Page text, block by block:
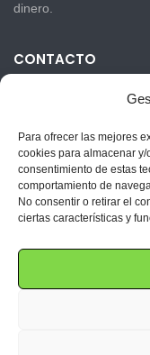
Para ofrecer las mejores
cookies para almacenar
consentimiento de estas
comportamiento de
No consentir o retirar el
ciertas características y
dinero.
CONTACTO
+34 635 333 093
24/365